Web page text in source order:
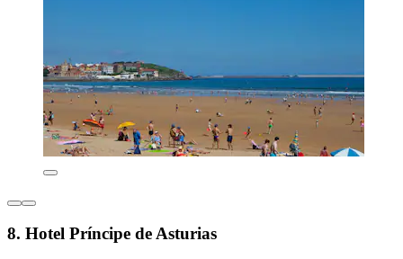
8. Hotel Príncipe de Asturias